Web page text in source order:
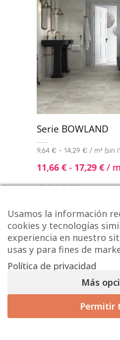
Serie BOWLAND
9,64 € - 14,29 € / m² (sin
11,66 € - 17,29 € / m
Usamos la información
cookies y tecnologías
experiencia en nuestro
usas y para fines de
Política de privacidad
Más
Permitir